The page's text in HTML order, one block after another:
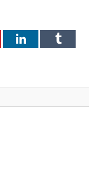
LinkedInTumblr